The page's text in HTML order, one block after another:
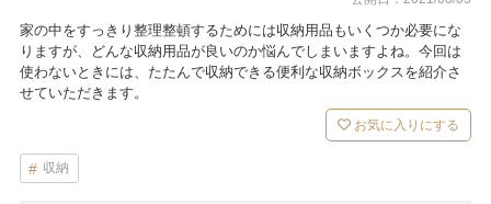
家の中をすっきり整理整頓するためには収納用品もいくつか必要にな
りますが、どんな収納用品が良いのか悩んでしまいますよね。今回は
使わないときには、たたんで収納できる便利な収納ボックスを紹介さ
せていただきます。
お気に入りにする
収納